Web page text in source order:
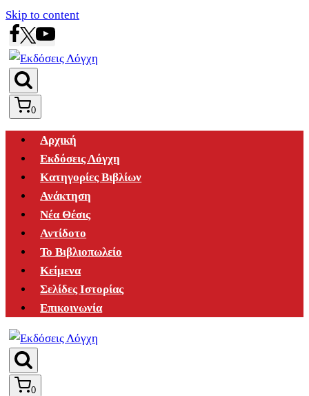
Skip to content
0
Αρχική
Εκδόσεις Λόγχη
Κατηγορίες Βιβλίων
Ανάκτηση
Νέα Θέσις
Αντίδοτο
Το Βιβλιοπωλείο
Κείμενα
Σελίδες Ιστορίας
Επικοινωνία
0